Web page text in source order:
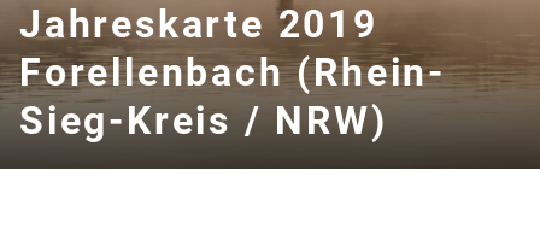
Jahreskarte 2019
Forellenbach (Rhein-
Sieg-Kreis / NRW)